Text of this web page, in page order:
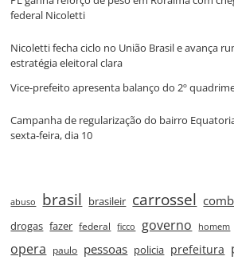
federal Nicoletti
Nicoletti fecha ciclo no União Brasil e avança
estratégia eleitoral clara
Vice‑prefeito apresenta balanço do 2º
Campanha de regularização do bairro
sexta‑feira, dia 10
abuso brasil brasileir carrossel
drogas fazer federal ficco governo homem
opera paulo pessoas policia prefeitura